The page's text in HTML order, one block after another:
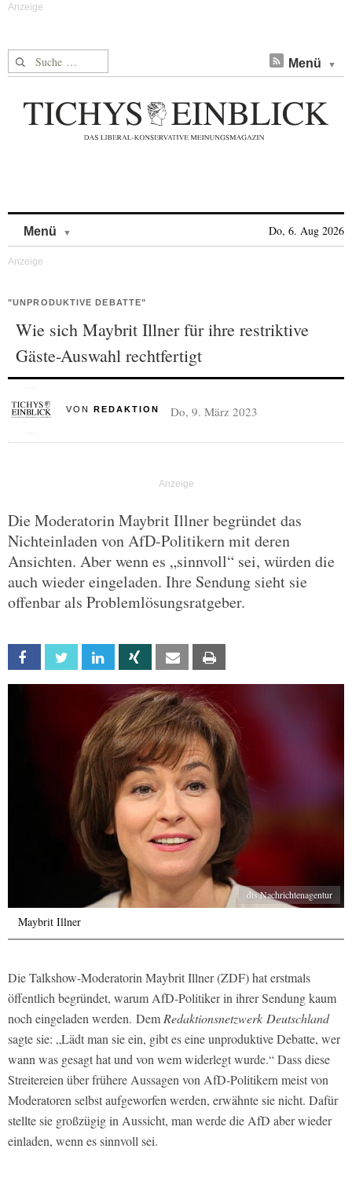
Suche nach: Menü
Menü Do, 6. Aug 2026
"UNPRODUKTIVE DEBATTE"
Wie sich Maybrit Illner für ihre restriktive
Gäste-Auswahl rechtfertigt
VON REDAKTION Do, 9. März 2023
Die Moderatorin Maybrit Illner begründet das
Nichteinladen von AfD-Politikern mit deren
Ansichten. Aber wenn es „sinnvoll“ sei, würden die
auch wieder eingeladen. Ihre Sendung sieht sie
offenbar als Problemlösungsratgeber.
Facebook Twitter Linkedin Xing Email
dts Nachrichtenagentur
Maybrit Illner
Die Talkshow-Moderatorin Maybrit Illner (ZDF) hat erstmals
öffentlich begründet, warum AfD-Politiker in ihrer Sendung kaum
noch eingeladen werden. DemRedaktionsnetzwerk Deutschland
sagte sie: „Lädt man sie ein, gibt es eine unproduktive Debatte, wer
wann was gesagt hat und von wem widerlegt wurde.“ Dass diese
Streitereien über frühere Aussagen von AfD-Politikern meist von
Moderatoren selbst aufgeworfen werden, erwähnte sie nicht. Dafür
stellte sie großzügig in Aussicht, man werde die AfD aber wieder
einladen, wenn es sinnvoll sei.